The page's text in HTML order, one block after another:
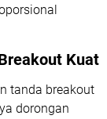
Kuat
tanda breakout
dorongan